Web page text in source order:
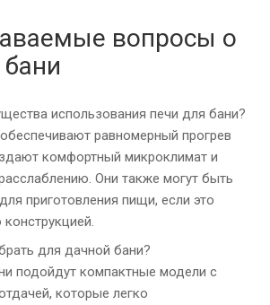
вопросы о
использования печи для бани?
равномерный прогрев
комфортный микроклимат и
Они также могут быть
приготовления пищи, если это
для дачной бани?
подойдут компактные модели с
которые легко